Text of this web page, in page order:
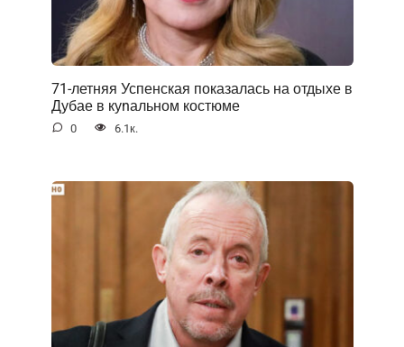
71-летняя Успенская показалась на отдыхе в
Дубае в куnальном костюме
0 6.1к.